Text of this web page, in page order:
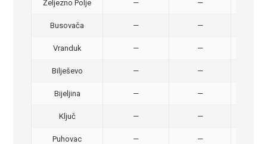
Željezno Polje — —
Busovača — —
Vranduk — —
Bilješevo — —
Bijeljina — —
Ključ — —
Puhovac — —